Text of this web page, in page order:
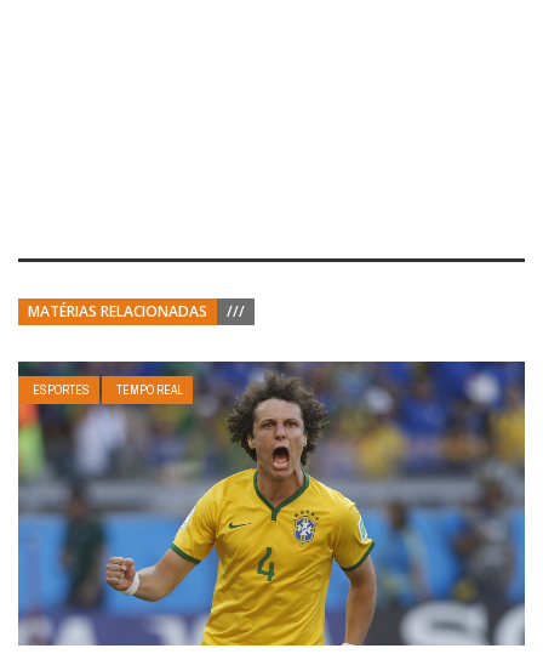
MATÉRIAS RELACIONADAS ///
ESPORTES TEMPO REAL